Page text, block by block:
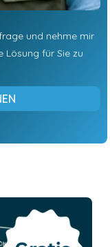
und nehme mir
Lösung für Sie zu